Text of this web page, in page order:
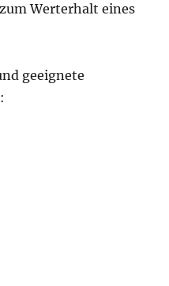
Werterhalt eines
geeignete